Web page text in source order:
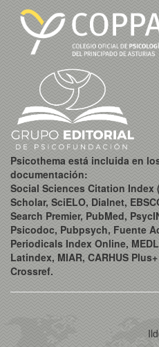
Psicothema está incluida en
documentación:
Social Sciences Citation Index
Scholar, SciELO, Dialnet,
Search Premier, PubMed,
Psicodoc, Pubpsych, Fuente
Periodicals Index Online,
Latindex, MIAR, CARHUS
Crossref.